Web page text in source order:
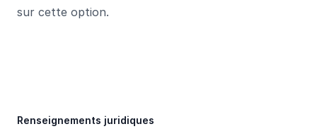
sur cette option.
Renseignements juridiques